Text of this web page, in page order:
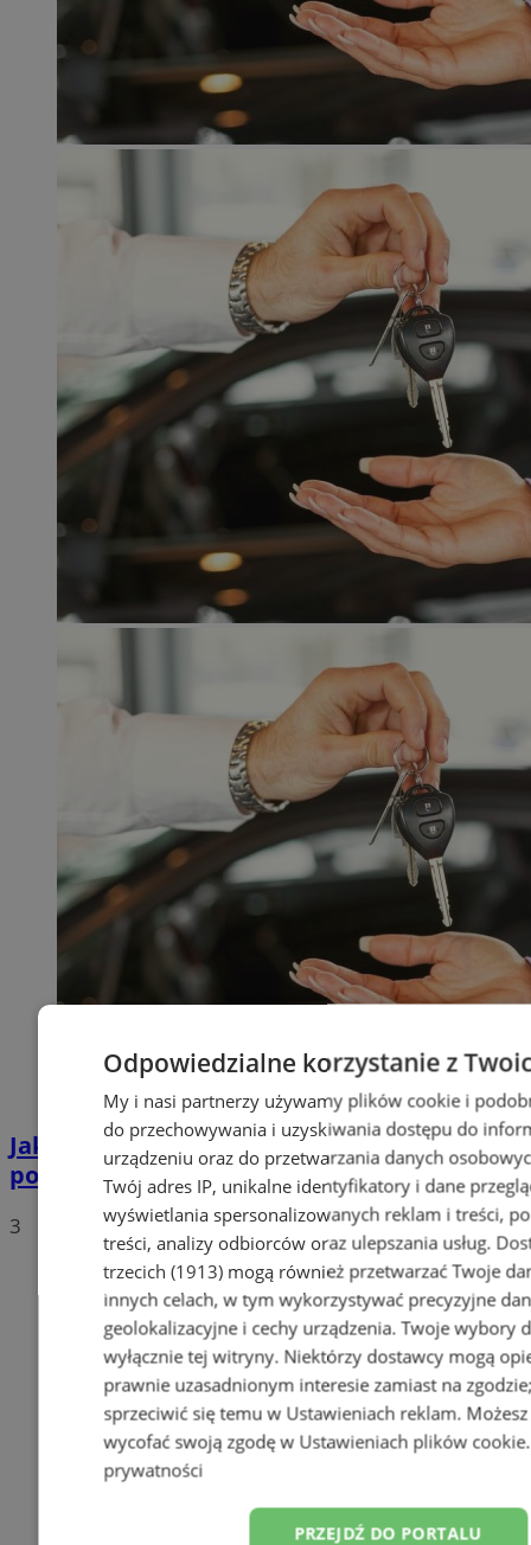
Jakie auta jeżdżą po tyskich, śląskich i
polskich drogach? Te wyniki Was zaskoczą!
3
Odpowiedzialne korzystanie z
My i nasi partnerzy używamy plików cookie i
do przechowywania i uzyskiwania dostępu do
urządzeniu oraz do przetwarzania danych
Twój adres IP, unikalne identyfikatory i dane
wyświetlania spersonalizowanych reklam i treści,
treści, analizy odbiorców oraz ulepszania usług.
trzecich (1913) mogą również przetwarzać Twoje
innych celach, w tym wykorzystywać precyzyjne
geolokalizacyjne i cechy urządzenia. Twoje wybory
wyłącznie tej witryny. Niektórzy dostawcy mogą
prawnie uzasadnionym interesie zamiast na
sprzeciwić się temu w Ustawieniach reklam.
wycofać swoją zgodę w Ustawieniach plików cookie
prywatności
PRZEJDŹ DO PORTALU